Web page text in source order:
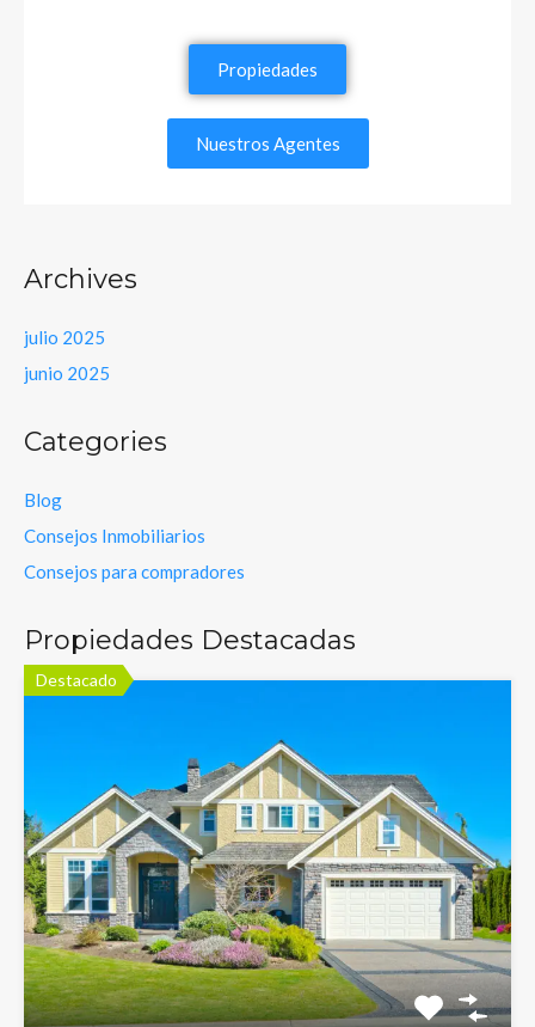
Propiedades
Nuestros Agentes
Archives
julio 2025
junio 2025
Categories
Blog
Consejos Inmobiliarios
Consejos para compradores
Propiedades Destacadas
Destacado